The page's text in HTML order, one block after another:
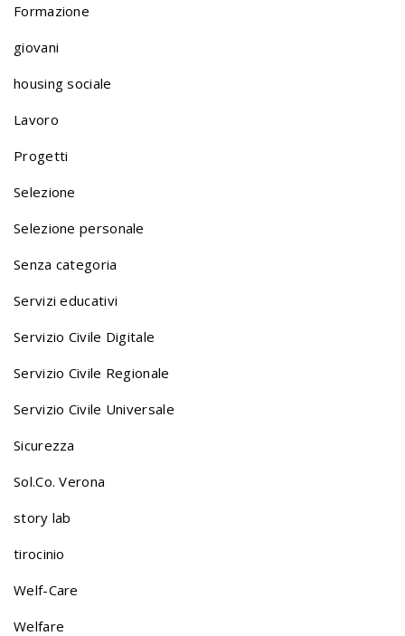
o
n
a
v
g
a
t
Formazione
giovani
housing sociale
Lavoro
Progetti
Selezione
Selezione personale
Senza categoria
Servizi educativi
Servizio Civile Digitale
Servizio Civile Regionale
Servizio Civile Universale
Sicurezza
Sol.Co. Verona
story lab
tirocinio
Welf-Care
Welfare